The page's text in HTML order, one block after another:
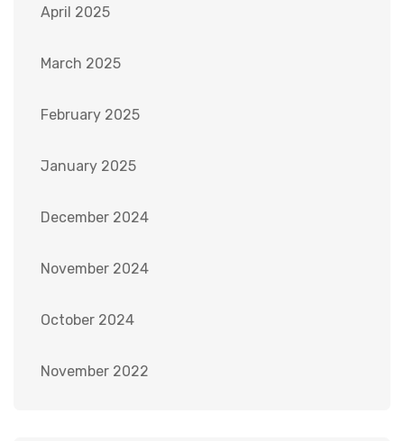
April 2025
March 2025
February 2025
January 2025
December 2024
November 2024
October 2024
November 2022